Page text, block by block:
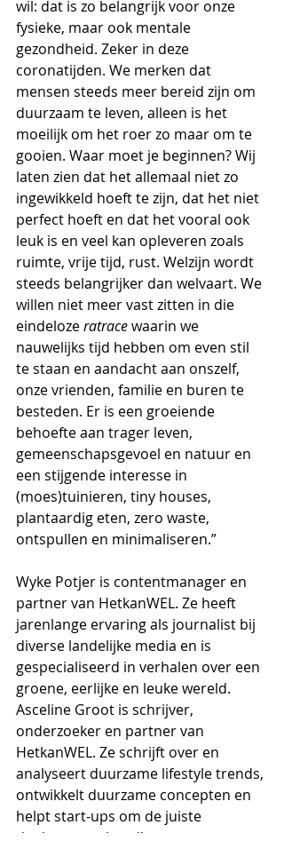
wil: dat is zo belangrijk voor onze
fysieke, maar ook mentale
gezondheid. Zeker in deze
coronatijden. We merken dat
mensen steeds meer bereid zijn om
duurzaam te leven, alleen is het
moeilijk om het roer zo maar om te
gooien. Waar moet je beginnen? Wij
laten zien dat het allemaal niet zo
ingewikkeld hoeft te zijn, dat het niet
perfect hoeft en dat het vooral ook
leuk is en veel kan opleveren zoals
ruimte, vrije tijd, rust. Welzijn wordt
steeds belangrijker dan welvaart. We
willen niet meer vast zitten in die
eindeloze ratrace waarin we
nauwelijks tijd hebben om even stil
te staan en aandacht aan onszelf,
onze vrienden, familie en buren te
besteden. Er is een groeiende
behoefte aan trager leven,
gemeenschapsgevoel en natuur en
een stijgende interesse in
(moes)tuinieren, tiny houses,
plantaardig eten, zero waste,
ontspullen en minimaliseren.”
Wyke Potjer is contentmanager en
partner van HetkanWEL. Ze heeft
jarenlange ervaring als journalist bij
diverse landelijke media en is
gespecialiseerd in verhalen over een
groene, eerlijke en leuke wereld.
Asceline Groot is schrijver,
onderzoeker en partner van
HetkanWEL. Ze schrijft over en
analyseert duurzame lifestyle trends,
ontwikkelt duurzame concepten en
helpt start-ups om de juiste
doelgroep te bereiken.